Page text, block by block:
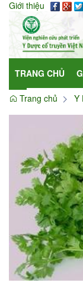
Giới thiệu
TRANG CHỦ
Trang chủ
Y